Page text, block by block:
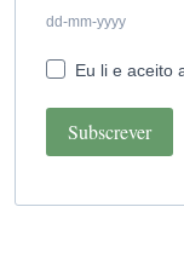
dd-mm-yyyy
Eu li e aceito
Subscrever